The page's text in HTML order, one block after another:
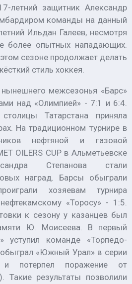
летний защитник Александр
команды на данный
Ильдан Галеев, несмотря
более опытных нападающих.
сезоне продолжает делать
стиль хоккея.
межсезонья «Барс»
над «Олимпией» - 7:1 и 6:4.
Татарстана приняла
На традиционном турнире в
нефтяной и газовой
OILERS CUP в Альметьевске
Степанова стали
наград. Барсы обыграли
хозяевам турнира
«Торосу» - 1:5.
к сезону у казанцев был
Ю. Моисеева. В первый
уступил команде «Торпедо-
«Южный Урал» в серии
потерпел поражение от
Такие результаты позволили